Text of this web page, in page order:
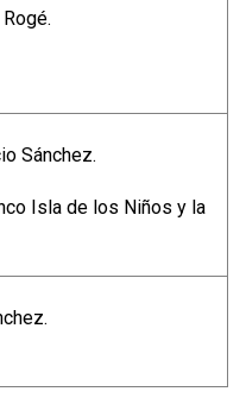
Sánchez.
Isla de los Niños y la